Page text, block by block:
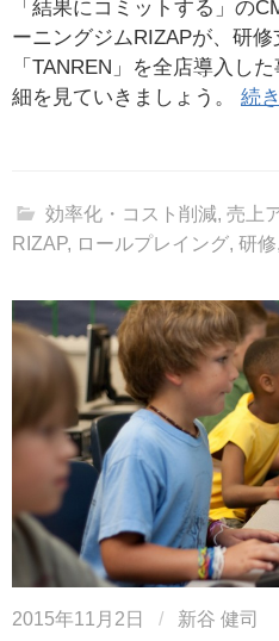
「結果にコミットする」の
ーニングジムRIZAPが、研
「TANREN」を全店導入し
細を見ていきましょう。 続
効率化・コスト削減, 売上
RIZAP, ロールプレイング, 研修,
2015年11月2日 / 新谷 健司